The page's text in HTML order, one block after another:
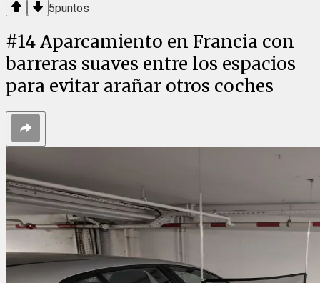
5puntos
#14Aparcamiento en Francia con
barreras suaves entre los espacios
para evitar arañar otros coches